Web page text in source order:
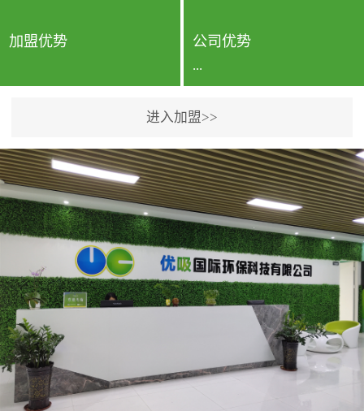
加盟优势 公司优势
...
专利保护优势、双甲资质
企业（“室内环境净化治理
甲级施工资质”“室内环境
污染治理资质等级证
书”）、拥有多名高级《环
境工程高级工程师》室内
空气治理资格认证的治理
人员、掌握室内空气净化
治理实用技术和五项专利
技术、八项计算机软件著
作权登记证书等。研发实
进入加盟>>